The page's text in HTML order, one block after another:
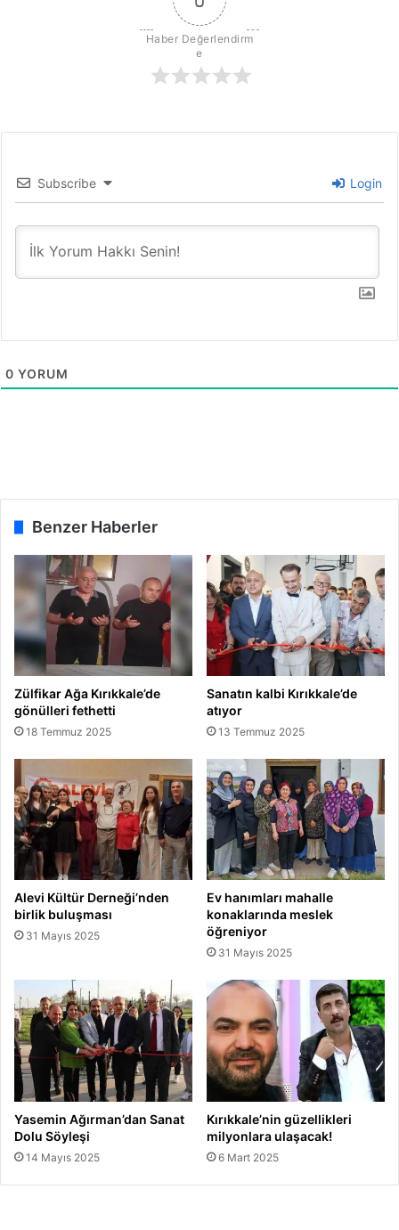
Haber Değerlendirm
e
Subscribe Login
0 YORUM
Benzer Haberler
Zülfikar Ağa Kırıkkale’de
gönülleri fethetti
18 Temmuz 2025
Sanatın kalbi Kırıkkale’de
atıyor
13 Temmuz 2025
Alevi Kültür Derneği’nden
birlik buluşması
31 Mayıs 2025
Ev hanımları mahalle
konaklarında meslek
öğreniyor
31 Mayıs 2025
Yasemin Ağırman’dan Sanat
Dolu Söyleşi
14 Mayıs 2025
Kırıkkale’nin güzellikleri
milyonlara ulaşacak!
6 Mart 2025